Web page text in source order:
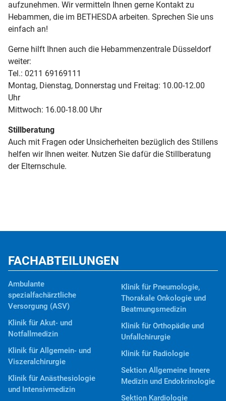
aufzunehmen. Wir vermitteln Ihnen gerne Kontakt zu
Hebammen, die im BETHESDA arbeiten. Sprechen Sie uns
einfach an!
Gerne hilft Ihnen auch die Hebammenzentrale Düsseldorf
weiter:
Tel.: 0211 69169111
Montag, Dienstag, Donnerstag und Freitag: 10.00-12.00
Uhr
Mittwoch: 16.00-18.00 Uhr
Stillberatung
Auch mit Fragen oder Unsicherheiten bezüglich des Stillens
helfen wir Ihnen weiter. Nutzen Sie dafür die Stillberatung
der Elternschule.
FACHABTEILUNGEN
Ambulante
spezialfachärztliche
Versorgung (ASV)
Klinik für Akut- und
Notfallmedizin
Klinik für Allgemein- und
Viszeralchirurgie
Klinik für Anästhesiologie
und Intensivmedizin
Klinik für Pneumologie,
Thorakale Onkologie und
Beatmungsmedizin
Klinik für Orthopädie und
Unfallchirurgie
Klinik für Radiologie
Sektion Allgemeine Innere
Medizin und Endokrinologie
Sektion Kardiologie